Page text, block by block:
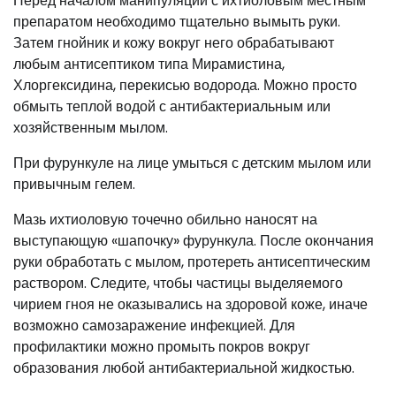
препаратом необходимо тщательно вымыть руки.
Затем гнойник и кожу вокруг него обрабатывают
любым антисептиком типа Мирамистина,
Хлоргексидина, перекисью водорода. Можно просто
обмыть теплой водой с антибактериальным или
хозяйственным мылом.
При фурункуле на лице умыться с детским мылом или
привычным гелем.
Мазь ихтиоловую точечно обильно наносят на
выступающую «шапочку» фурункула. После окончания
руки обработать с мылом, протереть антисептическим
раствором. Следите, чтобы частицы выделяемого
чирием гноя не оказывались на здоровой коже, иначе
возможно самозаражение инфекцией. Для
профилактики можно промыть покров вокруг
образования любой антибактериальной жидкостью.